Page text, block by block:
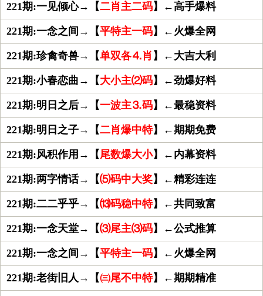
221期:一见倾心→【二肖主二码】←高手爆料
221期:一念之间→【平特主一码】←火爆全网
221期:珍禽奇兽→【单双各⒋肖 】←大吉大利
221期:小春恋曲→【大小主⑵码】←劲爆好料
221期:明日之后→【一波主⒊码】←最稳资料
221期:明日之子→【二肖爆中特】←期期免费
221期:风积作用→【尾数爆大小】←内幕资料
221期:两字情话→【⑸码中大奖】←精彩连连
221期:二二乎乎→【⒀码稳中特】←共同致富
221期:一念天堂→【⑶尾主⑶码】←公式推算
221期:一念之间→【平特主一码】←火爆全网
221期:老街旧人→【㈢尾不中特】←期期精准